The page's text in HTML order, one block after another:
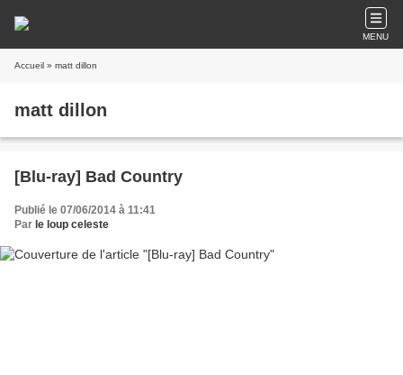
MENU
Accueil » matt dillon
matt dillon
[Blu-ray] Bad Country
Publié le 07/06/2014 à 11:41
Par le loup celeste